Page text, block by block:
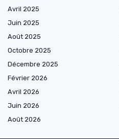
Avril 2025
Juin 2025
Août 2025
Octobre 2025
Décembre 2025
Février 2026
Avril 2026
Juin 2026
Août 2026